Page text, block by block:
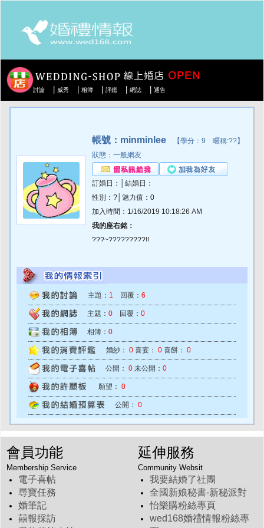
討論 威秀 相簿 評鑑 網誌 通告
帳號：minminlee 【學分：9 暱稱:??】
狀態：一般網友
訂婚日：│結婚日：
性別：?│魅力值：0
加入時間：1/16/2019 10:18:26 AM
我的座右銘：
???~?????????!!
主題： 1 回覆： 6
主題： 0 回覆： 0
相簿： 0
婚紗： 0 喜宴： 0 喜餅： 0
公開： 0 未公開： 0
願望： 0
公開： 0
會員功能
Membership Service
電子喜帖
尋寶任務
婚筆記
囍報採訪
延伸服務
Community Websit
我要結婚了社團
全國新娘秘書-新秘派對
怡樂購粉絲專頁
wed168婚禮情報粉絲專